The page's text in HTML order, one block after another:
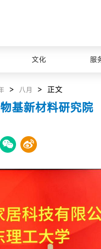
文化 服
> 八月 > 正文
基新材料研究院
最美山理工